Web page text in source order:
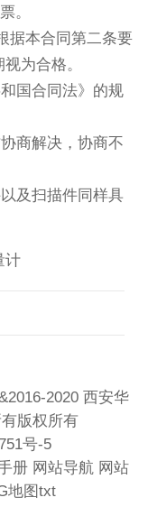
。
本合同第二条要
为合格。
国合同法》的规
商解决，协商不
及扫描件同样具
计
2020 西安华
版权所有
号-5
册 网站导航 网站
地图txt